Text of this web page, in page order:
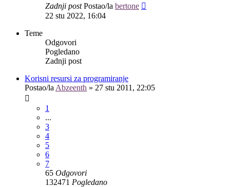
Zadnji postPostao/la bertone
22 stu 2022, 16:04
Teme
Odgovori
Pogledano
Zadnji post
Korisni resursi za programiranje
Postao/la Abzeenth » 27 stu 2011, 22:05
1
...
3
4
5
6
7
65 Odgovori
132471 Pogledano